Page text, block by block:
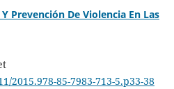
Prevención De Violencia En Las
2015.978-85-7983-713-5.p33-38